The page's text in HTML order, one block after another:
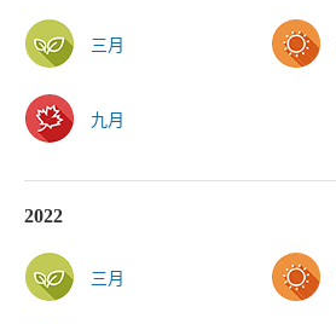
三月
九月
2022
三月